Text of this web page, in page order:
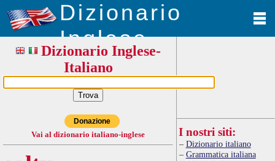
Dizionario
Inglese
Dizionario Inglese-
Italiano
Donazione
Vai al dizionario italiano-inglese I nostri siti:
Dizionario italiano
Grammatica italiana